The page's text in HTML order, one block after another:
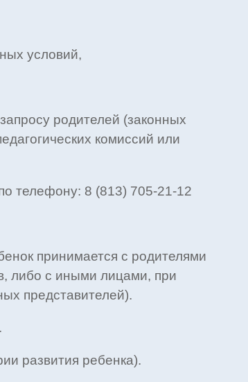
условий,
родителей (законных
комиссий или
телефону: 8 (813) 705-21-12
принимается с родителями
либо с иными лицами, при
представителей).
развития ребенка).